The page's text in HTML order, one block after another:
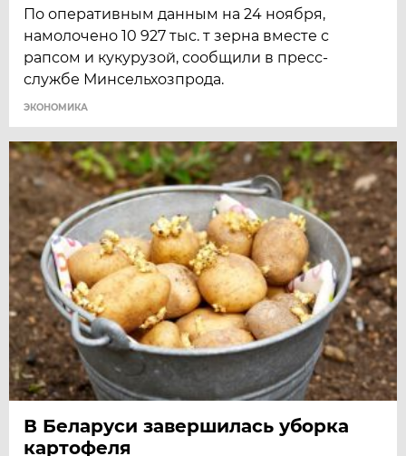
По оперативным данным на 24 ноября,
намолочено 10 927 тыс. т зерна вместе с
рапсом и кукурузой, сообщили в пресс-
службе Минсельхозпрода.
ЭКОНОМИКА
В Беларуси завершилась уборка
картофеля